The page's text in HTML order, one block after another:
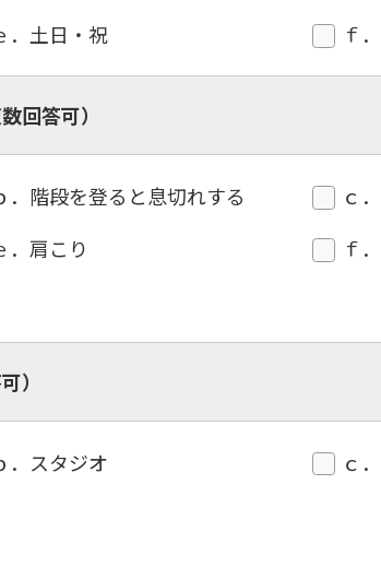
．土日・祝 ｆ
回答可）
．階段を登ると息切れする
ｃ
．肩こり
ｆ
）
．スタジオ
ｃ